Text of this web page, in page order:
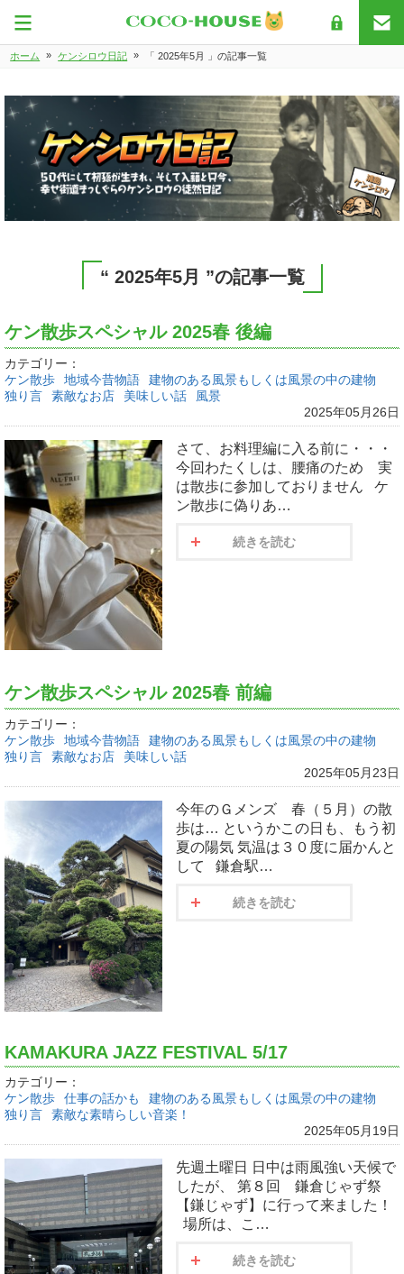
ホーム » ケンシロウ日記 » 「 2025年5月 」の記事一覧
“ 2025年5月 ”の記事一覧
ケン散歩スペシャル 2025春 後編
カテゴリー：
ケン散歩
地域今昔物語
建物のある風景もしくは風景の中の建物
独り言
素敵なお店 美味しい話
風景
2025年05月26日
さて、お料理編に入る前に・・・
今回わたくしは、腰痛のため 実
は散歩に参加しておりません ケ
ン散歩に偽りあ…
続きを読む
ケン散歩スペシャル 2025春 前編
カテゴリー：
ケン散歩
地域今昔物語
建物のある風景もしくは風景の中の建物
独り言
素敵なお店
美味しい話
2025年05月23日
今年のＧメンズ 春（５月）の散
歩は… というかこの日も、もう初
夏の陽気 気温は３０度に届かんと
して 鎌倉駅…
続きを読む
KAMAKURA JAZZ FESTIVAL 5/17
カテゴリー：
ケン散歩
仕事の話かも
建物のある風景もしくは風景の中の建物
独り言
素敵な素晴らしい音楽！
2025年05月19日
先週土曜日 日中は雨風強い天候で
したが、 第８回 鎌倉じゃず祭
【鎌じゃず】に行って来ました！
場所は、こ…
続きを読む